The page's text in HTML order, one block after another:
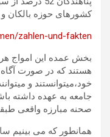
کشورهای حوزه بالکان و
zahlen-und-fakten/
بخش عمده این امواج هر
هستند که در صورت
خود،میتوانستند و
جامعه به عهده داشته
صحنه مبارزه واقعی
همانطور که می بینیم